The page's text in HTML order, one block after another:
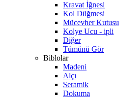
Kravat İğnesi
Kol Düğmesi
Mücevher Kutusu
Kolye Ucu - ipli
Diğer
Tümünü Gör
Biblolar
Madeni
Alçı
Seramik
Dokuma